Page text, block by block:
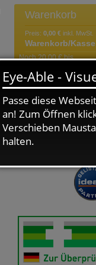
Warenkorb
Preis: 0,00 € inkl. MwSt.
Warenkorb/Kasse
Noch 20,00 € bis
Bestellung
Versandkosten